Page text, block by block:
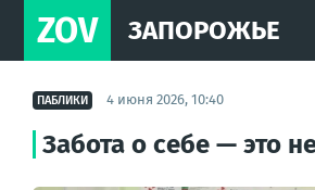
ZOV ЗАПОРОЖЬЕ
ПАБЛИКИ 4 июня 2026, 10:40
Забота о себе — это